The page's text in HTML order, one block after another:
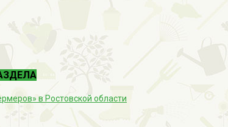
в Ростовской области